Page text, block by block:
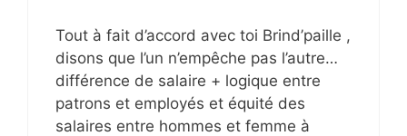
Tout à fait d’accord avec toi Brind’paille ,
disons que l’un n’empêche pas l’autre…
différence de salaire + logique entre
patrons et employés et équité des
salaires entre hommes et femme à